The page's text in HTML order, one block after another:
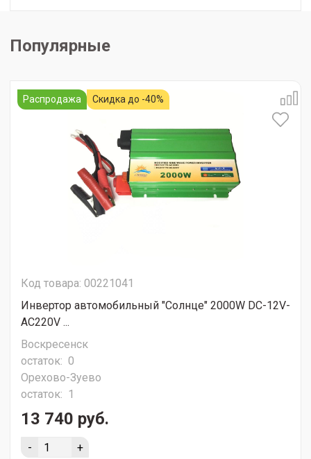
Популярные
Распродажа Скидка до -40%
Код товара: 00221041
Инвертор автомобильный "Солнце" 2000W DC-12V-
AC220V ...
Воскресенск
остаток: 0
Орехово-Зуево
остаток: 1
13 740 руб.
- +